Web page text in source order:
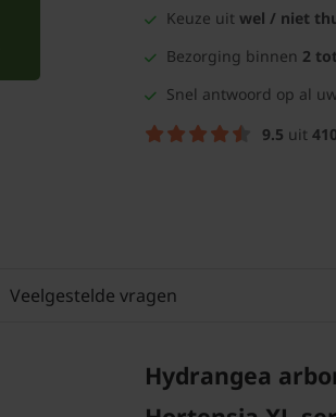
Keuze uit wel / niet
Bezorging binnen 2
Snel antwoord op al
9.5 uit
Veelgestelde vragen
Hydrangea